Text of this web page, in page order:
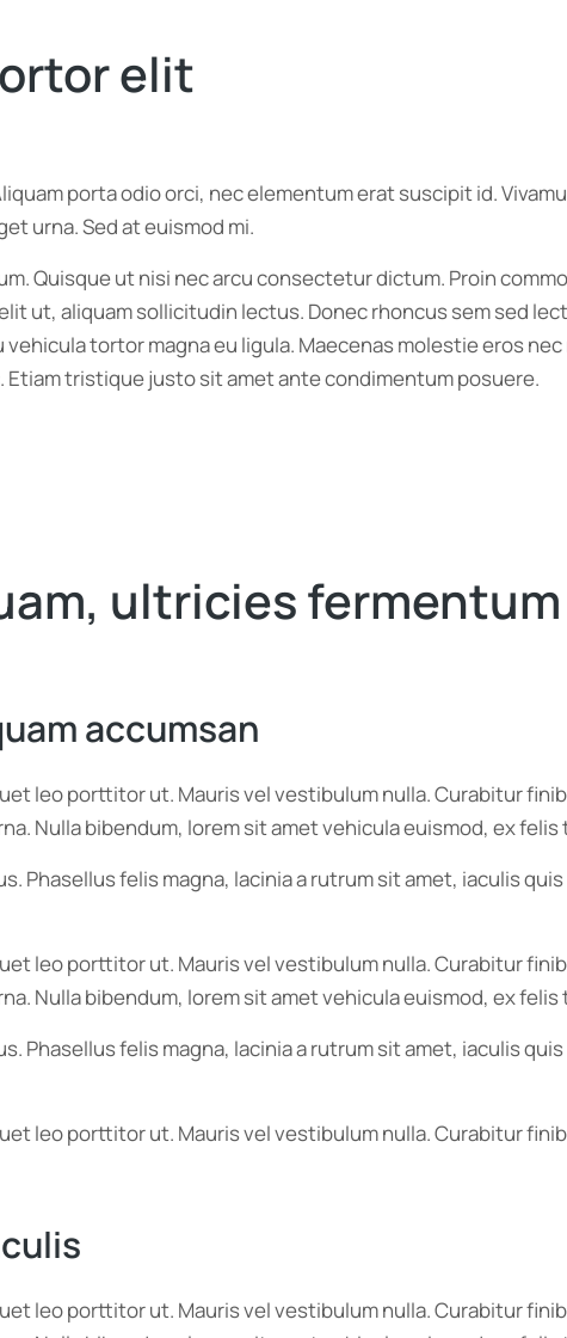
elit
porta odio orci, nec elementum erat suscipit id.
urna. Sed at euismod mi.
Quisque ut nisi nec arcu consectetur dictum. Proin
ut, aliquam sollicitudin lectus. Donec rhoncus sem sed
tortor magna eu ligula. Maecenas molestie eros
tristique justo sit amet ante condimentum posuere.
ultricies
accumsan
leo porttitor ut. Mauris vel vestibulum nulla. Curabitur
Nulla bibendum, lorem sit amet vehicula euismod, ex
Phasellus felis magna, lacinia a rutrum sit amet, iaculis
leo porttitor ut. Mauris vel vestibulum nulla. Curabitur
Nulla bibendum, lorem sit amet vehicula euismod, ex
Phasellus felis magna, lacinia a rutrum sit amet, iaculis
leo porttitor ut. Mauris vel vestibulum nulla. Curabitur
leo porttitor ut. Mauris vel vestibulum nulla. Curabitur